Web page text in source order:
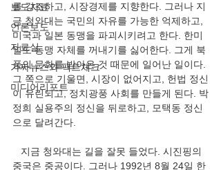
보도자료
언론보도
자료실
가짜뉴스와 팩트체크
미디어리포트
를 강조하고, 시장경제를 지향한다. 그러나 지
금 청와대는 국민의 자유를 가능한 억제하고,
미국과 일본 동맹을 파괴시키려고 한다. 한미
일도 동맹 자체를 꺼내기를 싫어한다. 그게 북
풍의 문화를 받아온 것 때문에 일어난 일이다.
그 쪽으로 기울면, 시장이 없어지고, 헌법 정신
이 유린되고, 정치광풍 사회를 만들게 된다. 박
정희 실용주의 정신을 뒤로하고, 모택동 정신
으로 달려간다.
중국은 중공이다. 그러나 1992년 8월 24일 한